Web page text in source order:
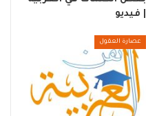
| فيديو
عصارة العقول